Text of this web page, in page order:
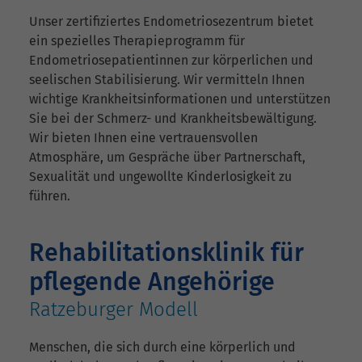
Unser zertifiziertes Endometriosezentrum bietet
ein spezielles Therapieprogramm für
Endometriosepatientinnen zur körperlichen und
seelischen Stabilisierung. Wir vermitteln Ihnen
wichtige Krankheitsinformationen und unterstützen
Sie bei der Schmerz- und Krankheitsbewältigung.
Wir bieten Ihnen eine vertrauensvollen
Atmosphäre, um Gespräche über Partnerschaft,
Sexualität und ungewollte Kinderlosigkeit zu
führen.
Rehabilitationsklinik für
pflegende Angehörige
Ratzeburger Modell
Menschen, die sich durch eine körperlich und